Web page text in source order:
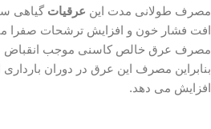
مصرف طولانی مدت این عرقیات گیاهی
افت فشار خون و افزایش ترشحات صفرا
مصرف عرق خالص کاسنی موجب
بنابراین مصرف این عرق در دوران
افزایش می دهد.